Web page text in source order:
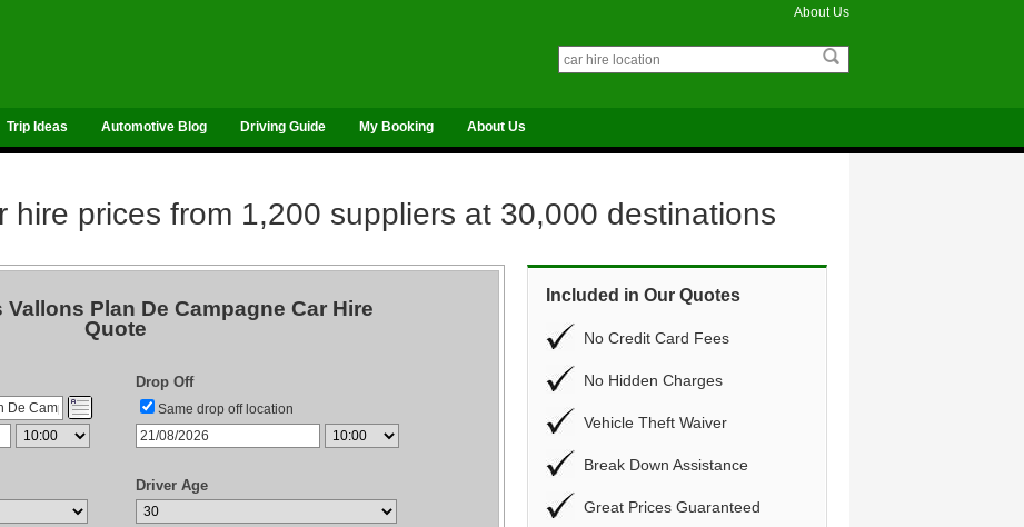
About Us
Trip Ideas Automotive Blog Driving Guide My Booking About Us
hire prices from 1,200 suppliers at 30,000 destinations
Plan De Campagne Car Hire
Quote
Drop Off
Same drop off location
Driver Age
Included in Our Quotes
No Credit Card Fees
No Hidden Charges
Vehicle Theft Waiver
Break Down Assistance
Great Prices Guaranteed